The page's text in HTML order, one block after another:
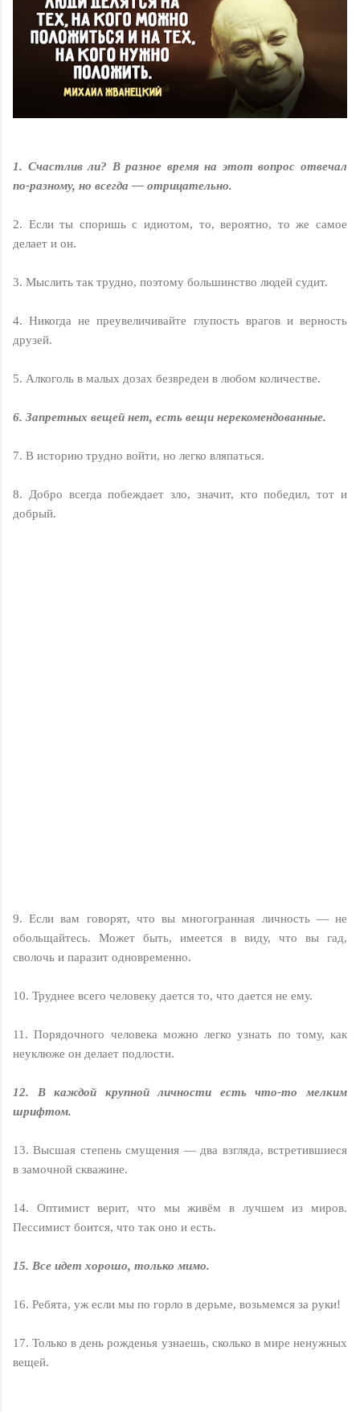
1. Счастлив ли? В разное время на этот вопрос отвечал
по-разному, но всегда — отрицательно.
2. Если ты споришь с идиотом, то, вероятно, то же самое
делает и он.
3. Мыслить так трудно, поэтому большинство людей судит.
4. Никогда не преувеличивайте глупость врагов и верность
друзей.
5. Алкоголь в малых дозах безвреден в любом количестве.
6. Запретных вещей нет, есть вещи нерекомендованные.
7. В историю трудно войти, но легко вляпаться.
8. Добpо всегда побеждает зло, значит, кто победил, тот и
добрый.
9. Если вам говорят, что вы многогранная личность — не
обольщайтесь. Может быть, имеется в виду, что вы гад,
сволочь и паразит одновременно.
10. Труднее всего человеку дается то, что дается не ему.
11. Порядочного человека можно легко узнать по тому, как
неуклюже он делает подлости.
12. В каждой крупной личности есть что-то мелким
шрифтом.
13. Высшая степень смущения — два взгляда, встретившиеся
в замочной скважине.
14. Оптимист верит, что мы живём в лучшем из миров.
Пессимист боится, что так оно и есть.
15. Все идет хорошо, только мимо.
16. Ребята, уж если мы по горло в дерьме, возьмемся за руки!
17. Только в день рожденья узнаешь, сколько в мире ненужных
вещей.